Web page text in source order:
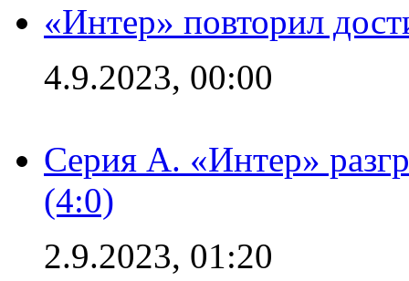
«Интер» повторил
4.9.2023, 00:00
Серия А. «Интер»
(4:0)
2.9.2023, 01:20